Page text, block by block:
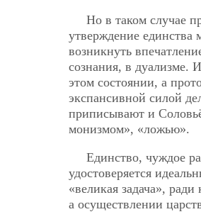
Но в таком случае
утверждение единства
возникнуть
сознания, в дуализме.
этом состоянии, а
экспансивной силой
приписывают и
монизмом», «ложью».
Единство, чуждое
удостоверяется
«великая задача»,
а осуществлении